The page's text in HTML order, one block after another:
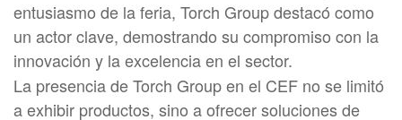
entusiasmo de la feria, Torch Group destacó como
un actor clave, demostrando su compromiso con la
innovación y la excelencia en el sector.
La presencia de Torch Group en el CEF no se limitó
a exhibir productos, sino a ofrecer soluciones de